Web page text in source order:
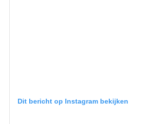
Dit bericht op Instagram bekijken